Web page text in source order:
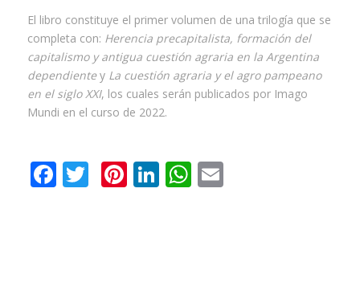
El libro constituye el primer volumen de una trilogía que se
completa con: Herencia precapitalista, formación del
capitalismo y antigua cuestión agraria en la Argentina
dependientey La cuestión agraria y el agro pampeano
en el siglo XXI, los cuales serán publicados por Imago
Mundi en el curso de 2022.
Facebook
Twitter
Pinterest
LinkedIn
WhatsApp
Email